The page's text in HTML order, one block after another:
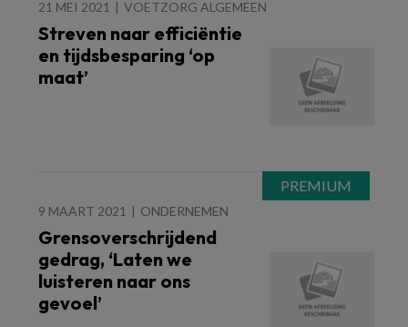
21 MEI 2021 VOETZORG ALGEMEEN
Streven naar efficiëntie
en tijdsbesparing ‘op
maat’
9 MAART 2021 ONDERNEMEN
Grensoverschrijdend
gedrag, ‘Laten we
luisteren naar ons
gevoel’